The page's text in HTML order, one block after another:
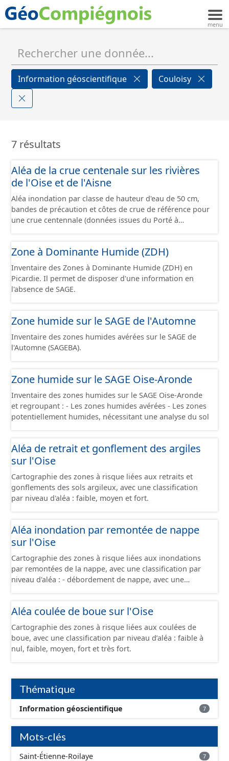
Information géoscientifique Couloisy
7 résultats
Aléa de la crue centenale sur les rivières
de l'Oise et de l'Aisne
Aléa inondation par classe de hauteur d'eau de 50 cm,
bandes de précaution et côtes de crue de référence pour
une crue centennale (données issues du Porté à
Zone à Dominante Humide (ZDH)
Inventaire des Zones à Dominante Humide (ZDH) en
Picardie. Il permet de disposer d'une information en
l'absence de SAGE.
Zone humide sur le SAGE de l'Automne
Inventaire des zones humides avérées sur le SAGE de
l'Automne (SAGEBA).
Zone humide sur le SAGE Oise-Aronde
Inventaire des zones humides sur le SAGE Oise-Aronde
et regroupant : - Les zones humides avérées - Les zones
potentiellement humides, nécessitant une analyse du sol
Aléa de retrait et gonflement des argiles
sur l'Oise
Cartographie des zones à risque liées aux retraits et
gonflements des sols argileux, avec une classification
par niveau d'aléa : faible, moyen et fort.
Aléa inondation par remontée de nappe
sur l'Oise
Cartographie des zones à risque liées aux inondations
par remontées de la nappe, avec une classification par
niveau d'aléa : - débordement de nappe, avec une
faible - inondations de cave, avec une fiabilité forte -
inondations de cave, avec une fiabilité moyenne -
inondations de cave, avec une fiabilité faible -
inondations de cave, avec une fiabilité inconnue -
absence d'inondation, avec une fiabilité forte - absence
d'inondation, avec une fiabilité faible - absence
d'inondation, avec une fiabilité inconnue
Aléa coulée de boue sur l'Oise
Cartographie des zones à risque liées aux coulées de
boue, avec une classification par niveau d’aléa : faible à
nul, faible, moyen, fort et très fort.
Thématique
Information géoscientifique 7
Mots-clés
Saint-Étienne-Roilaye 7